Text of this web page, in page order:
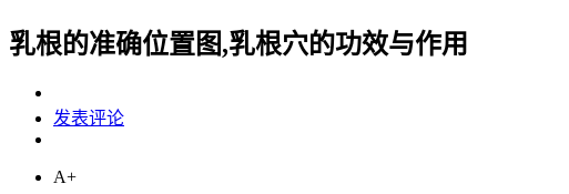
乳根的准确位置图,乳根穴的功效与作用
发表评论
A+